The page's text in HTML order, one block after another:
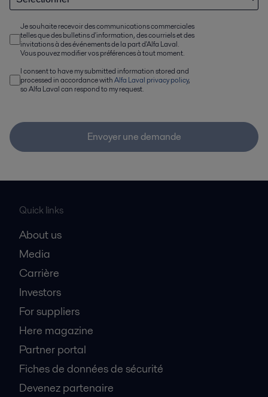
Je souhaite recevoir des communications commerciales
telles que des bulletins d'information, des courriels et des
invitations à des événements de la part d'Alfa Laval.
Vous pouvez modifier vos préférences à tout moment.
I consent to have my submitted information stored and
processed in accordance withAlfa Laval privacy policy,
so Alfa Laval can respond to my request.
Envoyer une demande
Quick links
About us
Media
Carrière
Investors
For suppliers
Here magazine
Partner portal
Fiches de données de sécurité
Devenez partenaire